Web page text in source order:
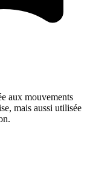
aux mouvements
mais aussi utilisée